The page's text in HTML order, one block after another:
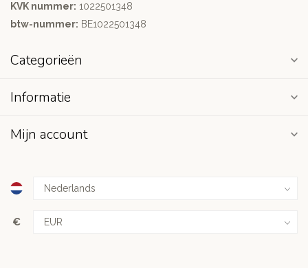
KVK nummer: 1022501348
btw-nummer: BE1022501348
Categorieën
Informatie
Mijn account
€